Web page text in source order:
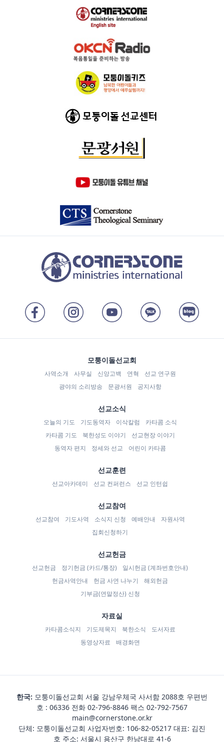
모퉁이돌선교회
사역소개 사무실 신앙고백 연혁
선교 연구원
광야의 소리방송
문광서원 공지사항
선교소식
오늘의 기도 기도동역자 이삭칼럼
카타콤 소식
카타콤 기도
북한성도 이야기
선교현장 이야기
동역자 편지
정세와 선교 어린이 카타콤
선교훈련
선교아카데미 선교 컨퍼런스 선교 인턴쉽
선교참여
선교참여 기도사역 소식지 신청 예배안내
자원사역
집회신청하기
선교헌금
선교헌금 정기헌금 (카드/통장)
일시헌금 (계좌번호안내)
헌금사역안내
헌금 사연 나누기
해외헌금
기부금(연말정산) 신청
자료실
카타콤소식지 기도제목지 북한소식
도서자료
동영상자료
배경화면
한국: 모퉁이돌선교회 서울 강남우체국 사서함 2088호 우편번
호 : 06336 전화 02-796-8846 팩스 02-792-7567
main@cornerstone.or.kr
단체: 모퉁이돌선교회 사업자번호: 106-82-05217 대표: 김진
호 주소: 서울시 용산구 한남대로 41-6